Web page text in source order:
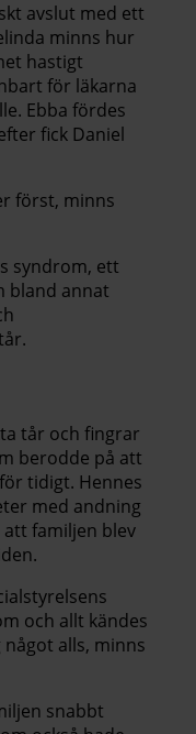
avslut med ett
minns hur
hastigt
för läkarna
Ebba fördes
fick Daniel
först, minns
syndrom, ett
bland annat
tår och fingrar
berodde på att
tidigt. Hennes
med andning
familjen blev
och allt kändes
alls, minns
snabbt